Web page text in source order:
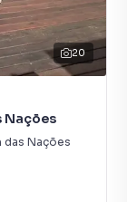
20
Nações
das Nações